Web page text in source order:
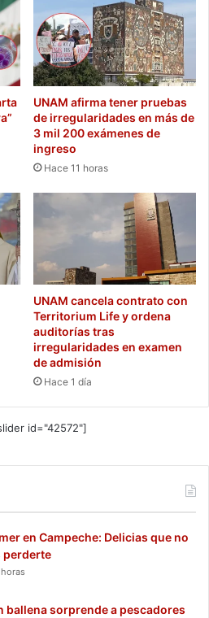
UNAM afirma tener pruebas
de irregularidades en más de
3 mil 200 exámenes de
ingreso
Hace 11 horas
UNAM cancela contrato con
Territorium Life y ordena
auditorías tras
irregularidades en examen
de admisión
Hace 1 día
id="42572"]
en Campeche: Delicias que no
perderte
ballena sorprende a pescadores